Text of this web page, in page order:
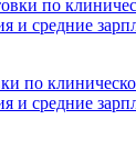
по
и средние